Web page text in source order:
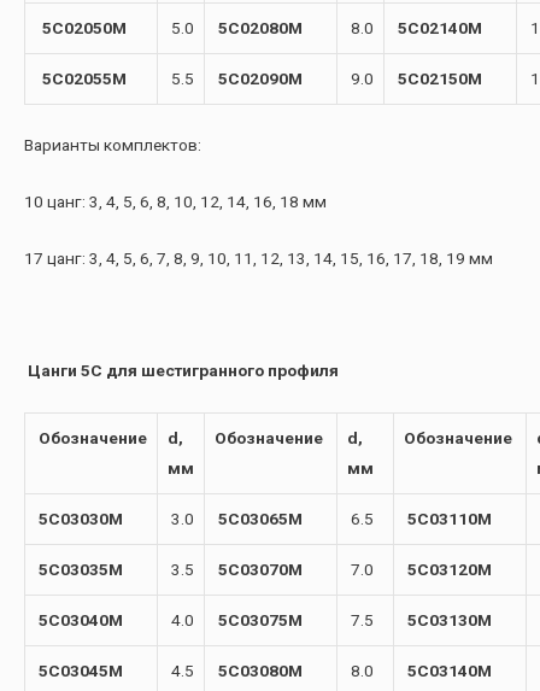
5C02050M 5.0 5C02080M 8.0 5C02140M
5C02055M 5.5 5C02090M 9.0 5C02150M
Варианты комплектов:
10 цанг: 3, 4, 5, 6, 8, 10, 12, 14, 16, 18 мм
17 цанг: 3, 4, 5, 6, 7, 8, 9, 10, 11, 12, 13, 14, 15, 16, 17, 18, 19 мм
Цанги 5С для шестигранного профиля
Обозначение
d,
мм
Обозначение
d,
мм
Обозначение
5C03030M 3.0 5C03065M 6.5 5C03110M
5C03035M 3.5 5C03070M 7.0 5C03120M
5C03040M 4.0 5C03075M 7.5 5C03130M
5C03045M 4.5 5C03080M 8.0 5C03140M